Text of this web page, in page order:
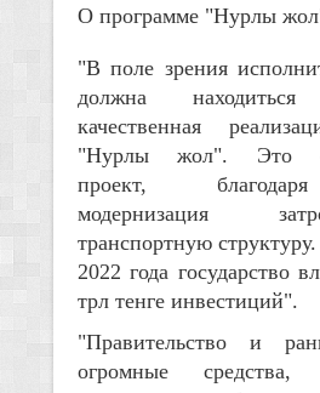
О программе "Нурлы
"В поле зрения
должна
качественная
"Нурлы жол". Это
проект,
модернизация
транспортную
2022 года государство
трл тенге инвестиций".
"Правительство и
огромные